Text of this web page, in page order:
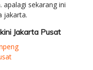
apalagi sekarang ini
jakarta.
Jakarta Pusat